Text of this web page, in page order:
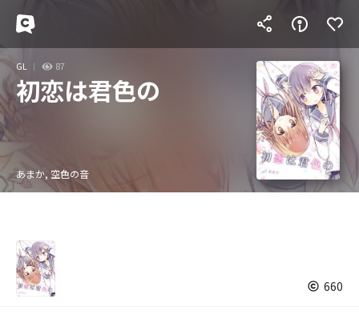
GL 87
初恋は君色の
あまか, 空色の音
660